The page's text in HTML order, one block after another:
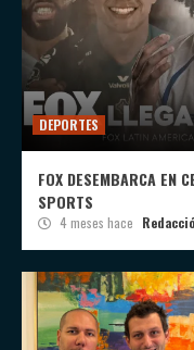
DEPORTES
FOX DESEMBARCA EN
SPORTS
4 meses hace